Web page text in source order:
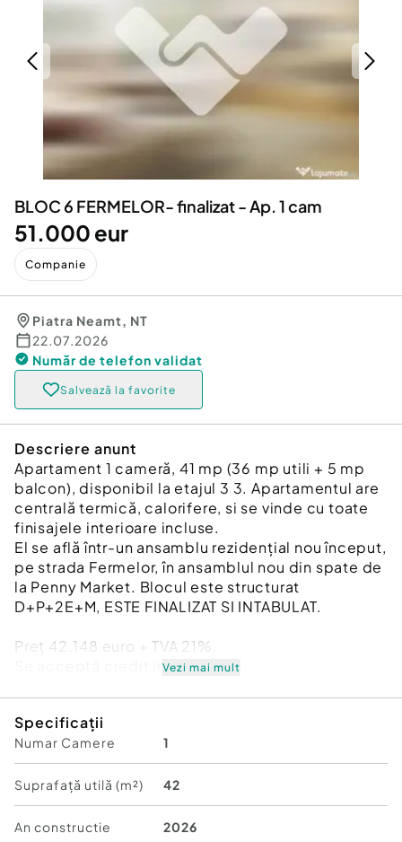
Animale de companie
Afaceri și echipamente profesionale
Inchiriere Bunuri si Vehicule
Utilaje agricole si industriale
Piese auto si accesorii
Dacia Duster
BLOC 6 FERMELOR- finalizat - Ap. 1 cam
51.000 eur
Companie
Piatra Neamt, NT
22.07.2026
Număr de telefon validat
Salvează la favorite
Descriere anunt
Apartament 1 cameră, 41 mp (36 mp utili + 5 mp
balcon), disponibil la etajul 3 3. Apartamentul are
centrală termică, calorifere, si se vinde cu toate
finisajele interioare incluse.
El se află într-un ansamblu rezidențial nou început,
pe strada Fermelor, în ansamblul nou din spate de
la Penny Market. Blocul este structurat
D+P+2E+M, ESTE FINALIZAT SI INTABULAT.
Preț 42.148 euro + TVA 21%.
Se acceptă credit imobiliar.
Tip imobil:Bloc de apartamente
Vezi mai mult
Specificații
Numar Camere 1
Suprafață utilă (m²) 42
An constructie 2026